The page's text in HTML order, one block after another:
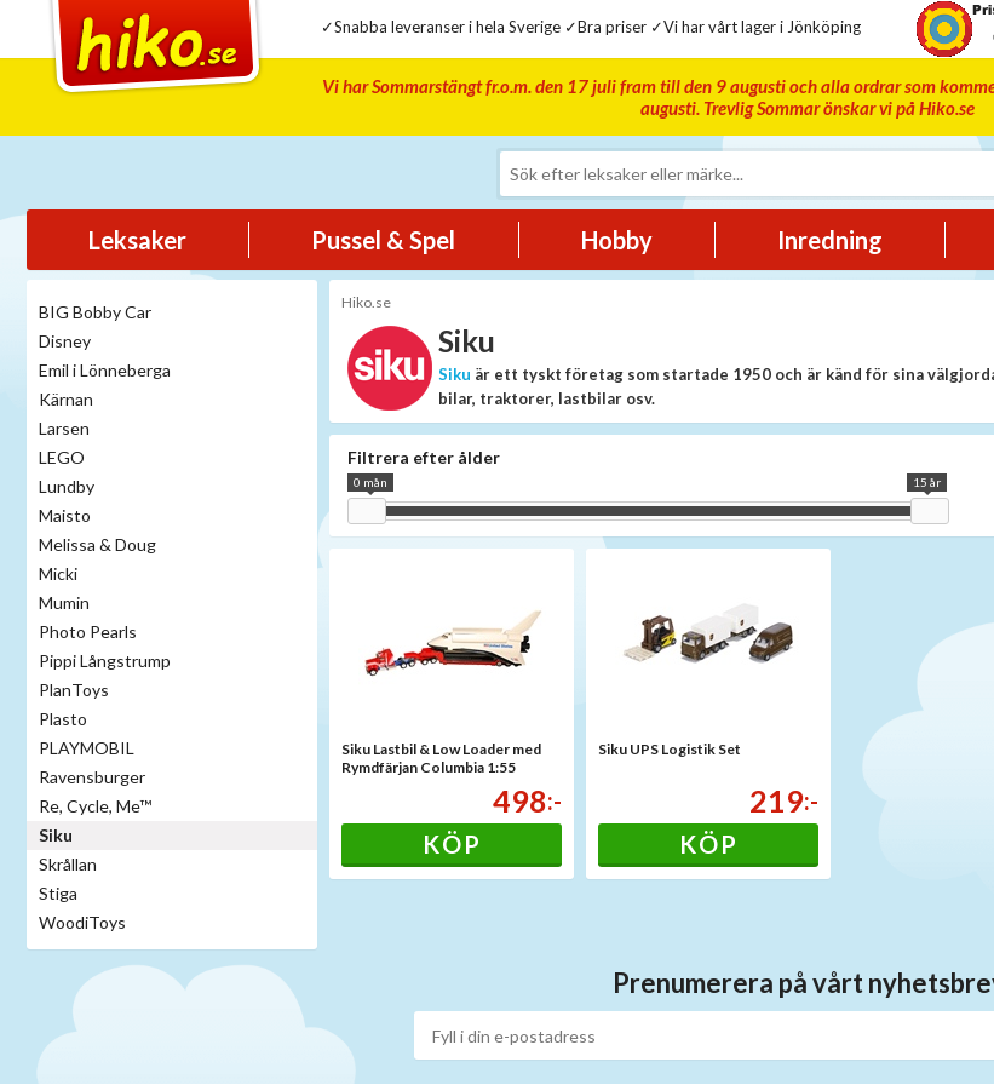
✓Snabba leveranser i hela Sverige ✓Bra priser ✓Vi har vårt lager i Jönköping
Vi har Sommarstängt fr.o.m. den 17 juli fram till den 9 augusti och alla ordrar som
augusti. Trevlig Sommar önskar vi på Hiko.se
Leksaker Pussel & Spel Hobby Inredning
BIG Bobby Car
Disney
Emil i Lönneberga
Kärnan
Larsen
LEGO
Lundby
Maisto
Melissa & Doug
Micki
Mumin
Photo Pearls
Pippi Långstrump
PlanToys
Plasto
PLAYMOBIL
Ravensburger
Re, Cycle, Me™
Siku
Skrållan
Stiga
WoodiToys
Hiko.se
Siku
Siku är ett tyskt företag som startade 1950 och är känd för sina
bilar, traktorer, lastbilar osv.
Filtrera efter ålder
0 mån 15 år
Siku Lastbil & Low Loader med
Rymdfärjan Columbia 1:55
498:-
KÖP
Siku UPS Logistik Set
219:-
KÖP
Prenumerera på vårt